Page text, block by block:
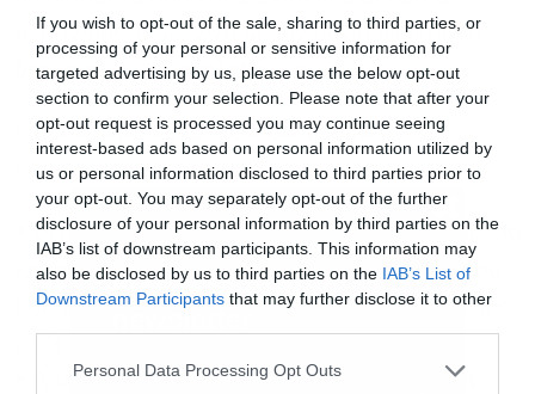
If you wish to opt-out of the sale, sharing to third parties, or
processing of your personal or sensitive information for
targeted advertising by us, please use the below opt-out
section to confirm your selection. Please note that after your
opt-out request is processed you may continue seeing
interest-based ads based on personal information utilized by
us or personal information disclosed to third parties prior to
your opt-out. You may separately opt-out of the further
disclosure of your personal information by third parties on the
IAB’s list of downstream participants. This information may
also be disclosed by us to third parties on the IAB’s List of
Downstream Participants that may further disclose it to other
Personal Data Processing Opt Outs
πληρωμής, σύμφωνα με την πάγια διοικητική
διαδικασία που ακολουθείται.
Για την περαιτέρω διευκόλυνση των
παραγωγών:
• Οι σχετικές ειδοποιήσεις θα αποσταλούν άμεσα
και στη διεύθυνση ηλεκτρονικού ταχυδρομείου
που είχε δηλωθεί στην Ενιαία Αίτηση Ενίσχυσης
• Από την Τρίτη 12/5 θα λειτουργήσει το mail
Εγγραφή στο
newsletter